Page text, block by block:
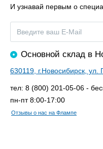
И узнавай первым о
Основной склад в
630119, г.Новосибирск,
тел: 8 (800) 201-05-06 -
пн-пт 8:00-17:00
Отзывы о нас на Флампе